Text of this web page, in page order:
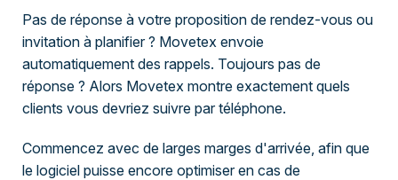
Pas de réponse à votre proposition de rendez-vous ou
invitation à planifier ? Movetex envoie
automatiquement des rappels. Toujours pas de
réponse ? Alors Movetex montre exactement quels
clients vous devriez suivre par téléphone.
Commencez avec de larges marges d'arrivée, afin que
le logiciel puisse encore optimiser en cas de